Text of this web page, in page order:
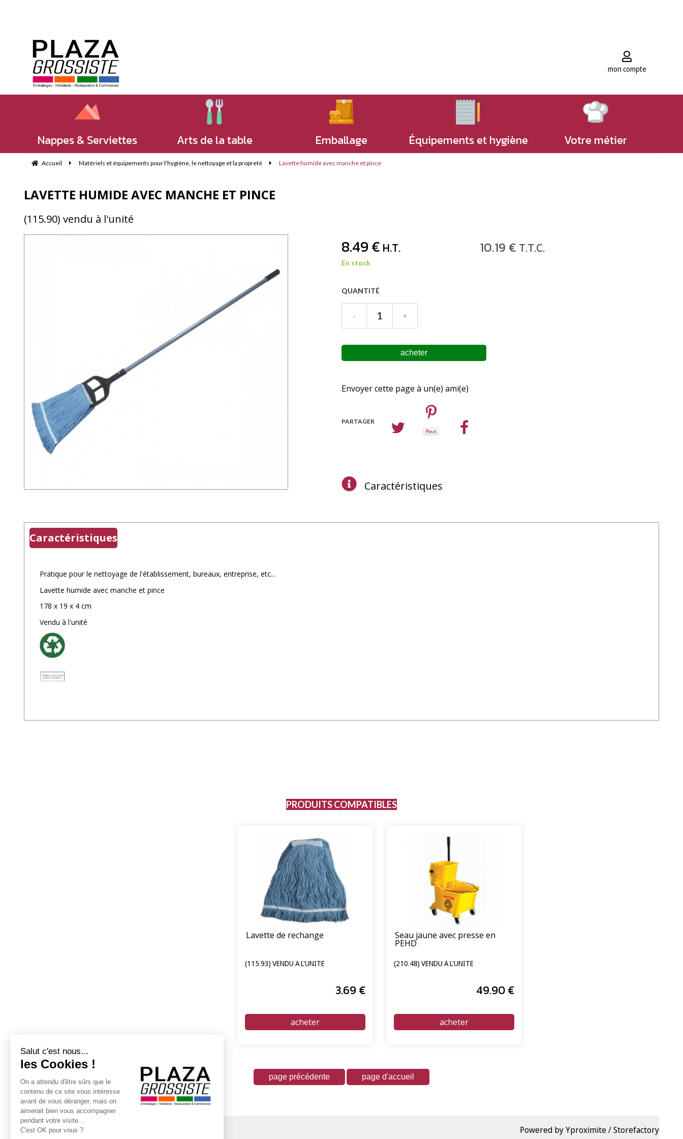
mon compte
Nappes & Serviettes Arts de la table Emballage Équipements et hygiène Votre métier
Accueil Matériels et équipements pour l'hygiène, le nettoyage et la propreté Lavette humide avec manche et pince
LAVETTE HUMIDE AVEC MANCHE ET PINCE
(115.90) vendu à l'unité
8.49€ H.T. 10.19 € T.T.C.
En stock
QUANTITÉ
Envoyer cette page à un(e) ami(e)
PARTAGER
Caractéristiques
Caractéristiques
Pratique pour le nettoyage de l'établissement, bureaux, entreprise, etc...
Lavette humide avec manche et pince
178 x 19 x 4 cm
Vendu à l'unité
PRODUITS COMPATIBLES
Lavette de rechange
(115.93) VENDU À L'UNITÉ
3.69 €
Seau jaune avec presse en
PEHD
(210.48) VENDU À L'UNITÉ
49.90€
Powered by Yproximite / Storefactory